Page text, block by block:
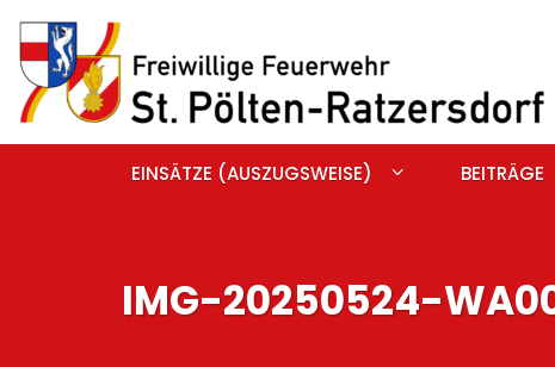
EINSÄTZE (AUSZUGSWEISE) BEITRÄGE
IMG-20250524-